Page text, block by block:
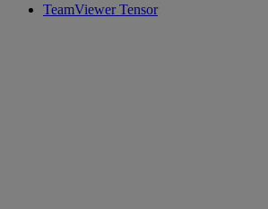
TeamViewer Tensor